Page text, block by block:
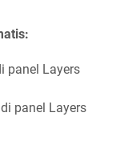
panel Layers
panel Layers